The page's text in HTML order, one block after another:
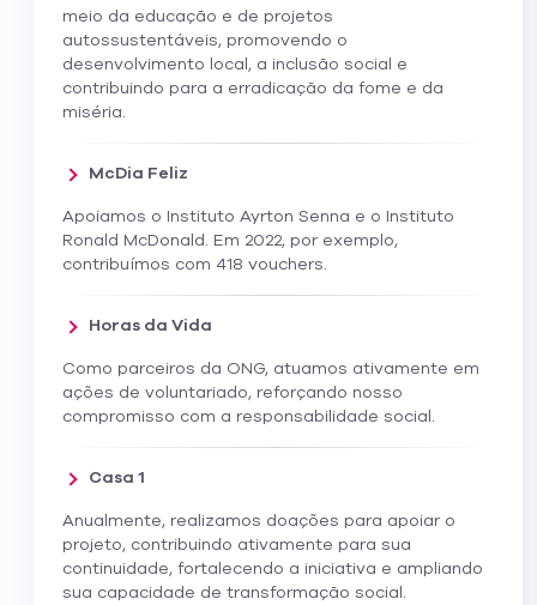
meio da educação e de projetos
autossustentáveis, promovendo o
desenvolvimento local, a inclusão social e
contribuindo para a erradicação da fome e da
miséria.
McDia Feliz
Apoiamos o Instituto Ayrton Senna e o Instituto
Ronald McDonald. Em 2022, por exemplo,
contribuímos com 418 vouchers.
Horas da Vida
Como parceiros da ONG, atuamos ativamente em
ações de voluntariado, reforçando nosso
compromisso com a responsabilidade social.
Casa 1
Anualmente, realizamos doações para apoiar o
projeto, contribuindo ativamente para sua
continuidade, fortalecendo a iniciativa e ampliando
sua capacidade de transformação social.